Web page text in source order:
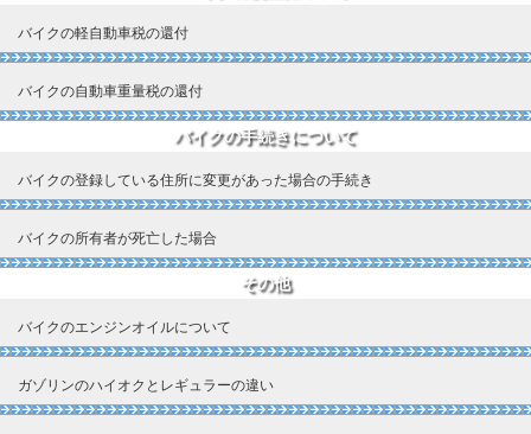
バイクの軽自動車税の還付
バイクの自動車重量税の還付
バイクの手続きについて
バイクの登録している住所に変更があった場合の手続き
バイクの所有者が死亡した場合
その他
バイクのエンジンオイルについて
ガゾリンのハイオクとレギュラーの違い